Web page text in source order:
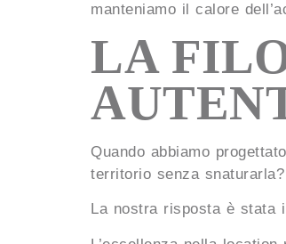
manteniamo il calore
LA
Quando abbiamo progettato
territorio senza snaturarla?
La nostra risposta è stata